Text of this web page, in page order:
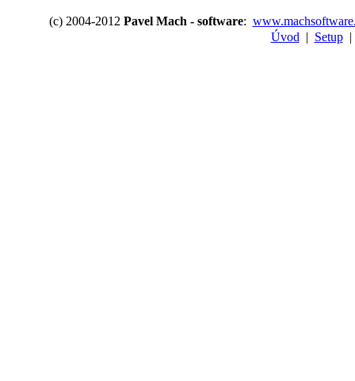
(c) 2004-2012 Pavel Mach - software:
Úvod | Setup